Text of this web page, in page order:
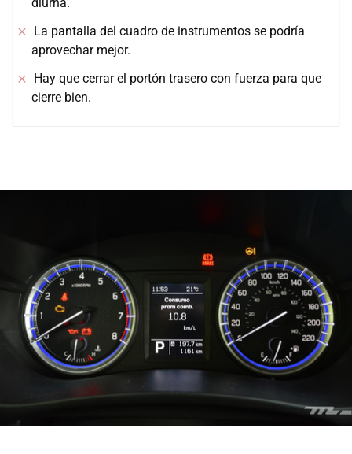
diurna.
La pantalla del cuadro de instrumentos se podría
aprovechar mejor.
Hay que cerrar el portón trasero con fuerza para que
cierre bien.